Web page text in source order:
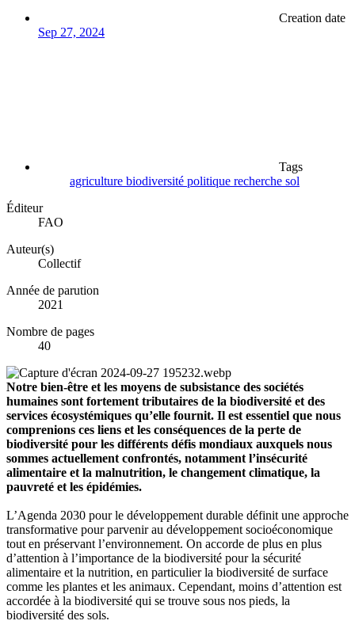
Creation date
Sep 27, 2024
Tags
agriculture biodiversité politique recherche sol
Éditeur
FAO
Auteur(s)
Collectif
Année de parution
2021
Nombre de pages
40
Notre bien-être et les moyens de subsistance des sociétés
humaines sont fortement tributaires de la biodiversité et des
services écosystémiques qu’elle fournit. Il est essentiel que nous
comprenions ces liens et les conséquences de la perte de
biodiversité pour les différents défis mondiaux auxquels nous
sommes actuellement confrontés, notamment l’insécurité
alimentaire et la malnutrition, le changement climatique, la
pauvreté et les épidémies.
L’Agenda 2030 pour le développement durable définit une approche
transformative pour parvenir au développement socioéconomique
tout en préservant l’environnement. On accorde de plus en plus
d’attention à l’importance de la biodiversité pour la sécurité
alimentaire et la nutrition, en particulier la biodiversité de surface
comme les plantes et les animaux. Cependant, moins d’attention est
accordée à la biodiversité qui se trouve sous nos pieds, la
biodiversité des sols.